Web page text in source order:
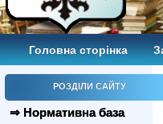
Головна сторінка
РОЗДІЛИ САЙТУ
⇒ Нормативна база